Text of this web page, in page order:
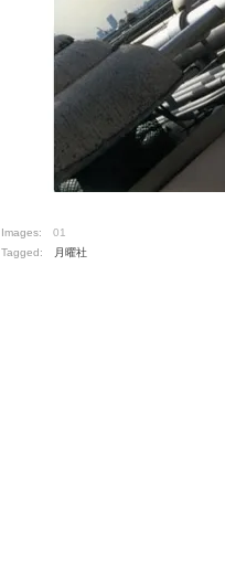
Images: 01
Tagged:
月曜社